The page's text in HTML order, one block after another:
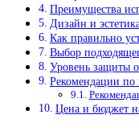
Преимущества
Дизайн и
Как правильно
Выбор
Уровень защиты
Рекомендации по
Цена и бюджет